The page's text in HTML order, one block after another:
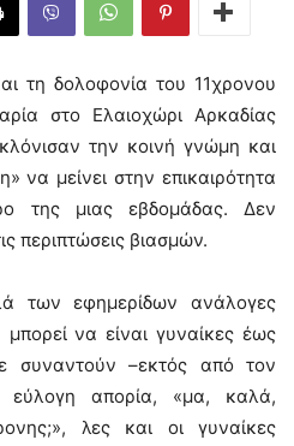
τη δολοφονία του 11χρονου
στο Ελαιοχώρι Αρκαδίας
την κοινή γνώμη και
να μείνει στην επικαιρότητα
της μιας εβδομάδας. Δεν
περιπτώσεις βιασμών.
των εφημερίδων ανάλογες
να είναι γυναίκες έως
συναντούν –εκτός από τον
εύλογη απορία, «μα, καλά,
λες και οι γυναίκες